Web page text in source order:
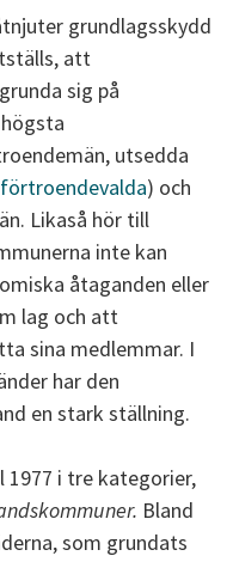
grundlagsskydd
att
sig på
utsedda
) och
Likaså hör till
inte kan
åtaganden eller
lag och att
sina medlemmar. I
har den
en stark ställning.
1977 i tre kategorier,
Bland
som grundats